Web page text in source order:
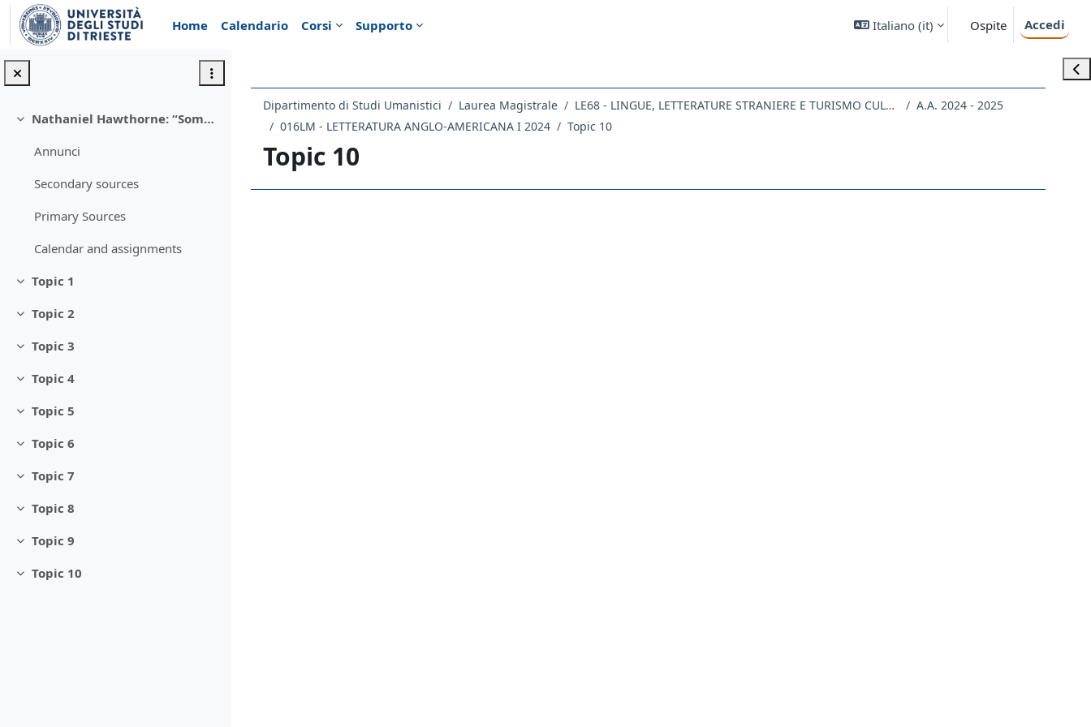
Vai al contenuto principale
Home
Calendario Corsi Supporto Italiano ‎(it)‎ Ospite Accedi
Minimizza
Nathaniel Hawthorne: “Somewhere between the real world and fairy-land”
Annunci
Secondary sources
Primary Sources
Calendar and assignments
Minimizza
Topic 1
Minimizza
Topic 2
Minimizza
Topic 3
Minimizza
Topic 4
Minimizza
Topic 5
Minimizza
Topic 6
Minimizza
Topic 7
Minimizza
Topic 8
Minimizza
Topic 9
Minimizza
Topic 10
Dipartimento di Studi Umanistici Laurea Magistrale LE68 - LINGUE, LETTERATURE STRANIERE E TURISMO CULTURALE
A.A. 2024 - 2025
016LM - LETTERATURA ANGLO-AMERICANA I 2024
Topic 10
Topic 10